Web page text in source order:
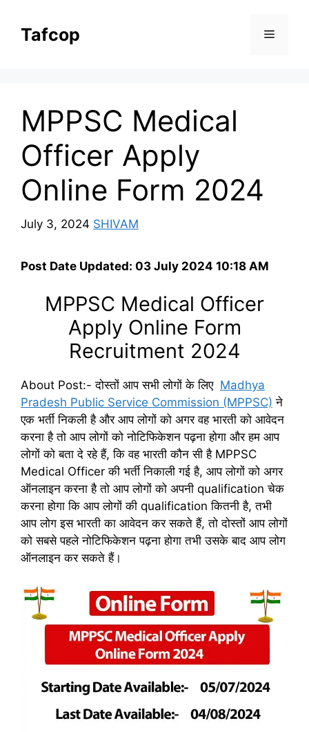
contentTafcop Menu
MPPSC Medical
Officer Apply
Online Form 2024
July 3, 2024 SHIVAM
Post Date Updated: 03 July 2024 10:18 AM
MPPSC Medical Officer
Apply Online Form
Recruitment 2024
About Post:- दोस्तों आप सभी लोगों के लिए Madhya
Pradesh Public Service Commission (MPPSC) ने
एक भर्ती निकली है और आप लोगों को अगर वह भारती को आवेदन
करना है तो आप लोगों को नोटिफिकेशन पढ़ना होगा और हम आप
लोगों को बता दे रहे हैं, कि वह भारती कौन सी है MPPSC
Medical Officer की भर्ती निकाली गई है, आप लोगों को अगर
ऑनलाइन करना है तो आप लोगों को अपनी qualification चेक
करना होगा कि आप लोगों की qualification कितनी है, तभी
आप लोग इस भारती का आवेदन कर सकते हैं, तो दोस्तों आप लोगों
को सबसे पहले नोटिफिकेशन पढ़ना होगा तभी उसके बाद आप लोग
ऑनलाइन कर सकते हैं।